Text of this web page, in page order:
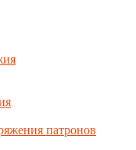
патронов